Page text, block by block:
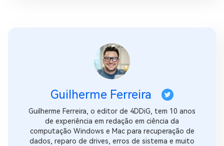
Guilherme Ferreira
Guilherme Ferreira, o editor de 4DDiG, tem 10 anos
de experiência em redação em ciência da
computação Windows e Mac para recuperação de
dados, reparo de drives, erros de sistema e muito